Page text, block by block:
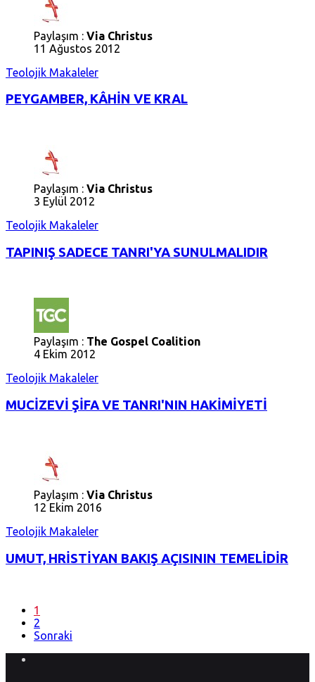
Paylaşım : Via Christus
11 Ağustos 2012
Teolojik Makaleler
PEYGAMBER, KÂHİN VE KRAL
Paylaşım : Via Christus
3 Eylül 2012
Teolojik Makaleler
TAPINIŞ SADECE TANRI'YA SUNULMALIDIR
Paylaşım : The Gospel Coalition
4 Ekim 2012
Teolojik Makaleler
MUCİZEVİ ŞİFA VE TANRI'NIN HAKİMİYETİ
Paylaşım : Via Christus
12 Ekim 2016
Teolojik Makaleler
UMUT, HRİSTİYAN BAKIŞ AÇISININ TEMELİDİR
1
2
Sonraki